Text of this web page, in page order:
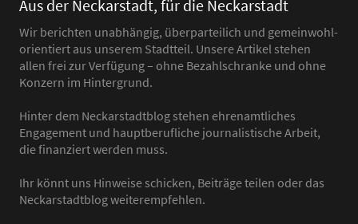
Aus der Neckarstadt, für die Neckarstadt
Wir berichten unabhängig, überparteilich und gemeinwohl-
orientiert aus unserem Stadtteil. Unsere Artikel stehen
allen frei zur Verfügung – ohne Bezahlschranke und ohne
Konzern im Hintergrund.
Hinter dem Neckarstadtblog stehen ehrenamtliches
Engagement und hauptberufliche journalistische Arbeit,
die finanziert werden muss.
Ihr könnt uns Hinweise schicken, Beiträge teilen oder das
Neckarstadtblog weiterempfehlen.